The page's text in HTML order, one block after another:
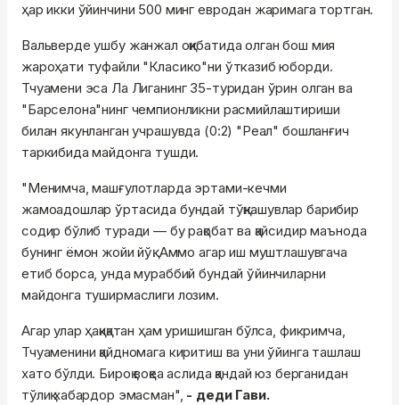
ҳар икки ўйинчини 500 минг евродан жаримага тортган.
Вальверде ушбу жанжал оқибатида олган бош мия
жароҳати туфайли "Класико"ни ўтказиб юборди.
Тчуамени эса Ла Лиганинг 35-туридан ўрин олган ва
"Барселона"нинг чемпионликни расмийлаштириши
билан якунланган учрашувда (0:2) "Реал" бошланғич
таркибида майдонга тушди.
"Менимча, машғулотларда эртами-кечми
жамоадошлар ўртасида бундай тўқнашувлар барибир
содир бўлиб туради — бу рақобат ва қайсидир маънода
бунинг ёмон жойи йўқ. Аммо агар иш муштлашувгача
етиб борса, унда мураббий бундай ўйинчиларни
майдонга туширмаслиги лозим.
Агар улар ҳақиқатан ҳам уришишган бўлса, фикримча,
Тчуаменини қайдномага киритиш ва уни ўйинга ташлаш
хато бўлди. Бироқ воқеа аслида қандай юз берганидан
тўлиқ хабардор эмасман", - деди Гави.